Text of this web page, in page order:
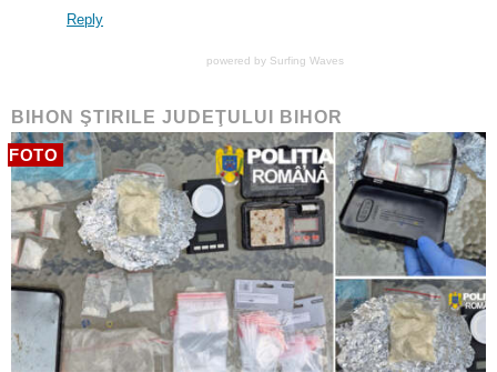
Reply
powered by Surfing Waves
BIHON ŞTIRILE JUDEŢULUI BIHOR
FOTO